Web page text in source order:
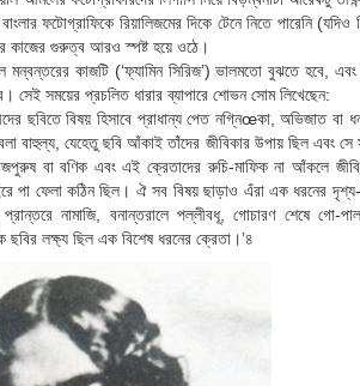
ফটোগ্রাফিকে রিয়ালিজমের দিকে টেনে নিতে পারেনি
কাজের গুরুত্ব আরও স্পষ্ট হয়ে ওঠে।
মন্বন্তরের কাজটি (‘ফ্যামিন সিরিজ’) ভালমতো বুঝতে হবে,
সেই সময়ের প্রচলিত ধারার ব্যাপারে শোভন সোম লিখেছেন:
ছবিতে বিষয় হিসাবে প্রাধান্য পেত নগ্নিœকা, অভিজাত
বাহুল্য, যেহেতু ছবি আঁকাই তাঁদের জীবিকার উপায় ছিল এবং সে
বা বণিক এবং এই ক্রেতাদের রুচি-মাফিক না আঁকলে
বাইরে পা ফেলা কঠিন ছিল। ঐ সব বিষয় ছাড়াও এঁরা এক ধরনের
নামাজি, বনান্তরালে পল্লীবধূ, গোচারণ শেষে গো-
ছবির লক্ষ্য ছিল এক বিশেষ ধরনের ক্রেতা।’৪